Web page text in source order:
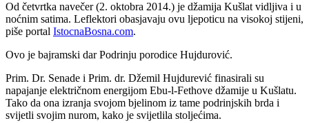
Od četvrtka navečer (2. oktobra 2014.) je džamija Kušlat vidljiva i u
noćnim satima. Leflektori obasjavaju ovu ljepoticu na visokoj stijeni,
piše portal IstocnaBosna.com.
Ovo je bajramski dar Podrinju porodice Hujdurović.
Prim. Dr. Senade i Prim. dr. Džemil Hujdurević finasirali su
napajanje električnom energijom Ebu-l-Fethove džamije u Kušlatu.
Tako da ona izranja svojom bjelinom iz tame podrinjskih brda i
svijetli svojim nurom, kako je svijetlila stoljećima.